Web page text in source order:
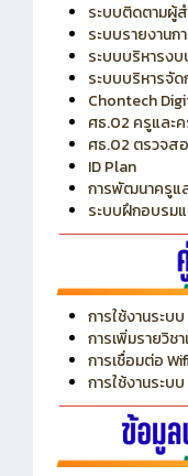
ระบบติดตามผู้
ระบบรายงาน
ระบบบริหารง
ระบบบริหารจัด
Chontech
ศธ.02 ครูและ
ศธ.02 ตรวจส
ID Plan
การพัฒนาครูแ
ระบบฝึกอบรม
การใช้งานระบ
การเพิ่มรายวิช
การเชื่อมต่อ
การใช้งานระบ